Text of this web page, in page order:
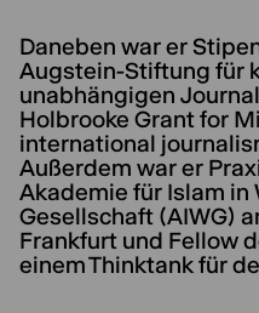
Daneben war er
Augstein-Stiftung für
unabhängigen
Holbrooke Grant for
international
Außerdem war er
Akademie für Islam in
Gesellschaft (AIWG)
Frankfurt und Fellow
einem Thinktank für